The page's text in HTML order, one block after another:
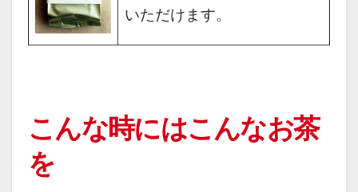
いただけます。
こんな時にはこんなお茶
を